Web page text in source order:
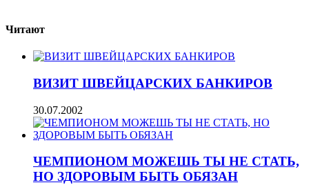
Читают
ВИЗИТ ШВЕЙЦАРСКИХ БАНКИРОВ
30.07.2002
ЧЕМПИОНОМ МОЖЕШЬ ТЫ НЕ СТАТЬ,
НО ЗДОРОВЫМ БЫТЬ ОБЯЗАН